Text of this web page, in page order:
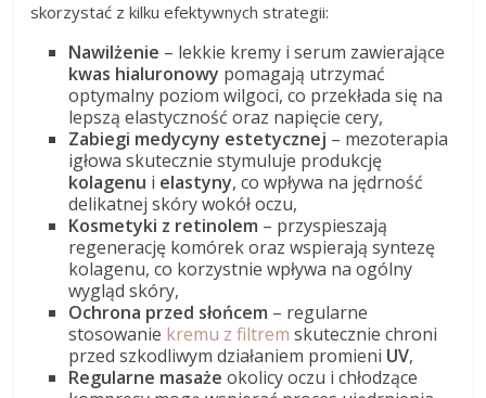
skorzystać z kilku efektywnych strategii:
Nawilżenie – lekkie kremy i serum zawierające
kwas hialuronowy pomagają utrzymać
optymalny poziom wilgoci, co przekłada się na
lepszą elastyczność oraz napięcie cery,
Zabiegi medycyny estetycznej – mezoterapia
igłowa skutecznie stymuluje produkcję
kolagenu i elastyny, co wpływa na jędrność
delikatnej skóry wokół oczu,
Kosmetyki z retinolem – przyspieszają
regenerację komórek oraz wspierają syntezę
kolagenu, co korzystnie wpływa na ogólny
wygląd skóry,
Ochrona przed słońcem – regularne
stosowanie kremu z filtrem skutecznie chroni
przed szkodliwym działaniem promieni UV,
Regularne masaże okolicy oczu i chłodzące